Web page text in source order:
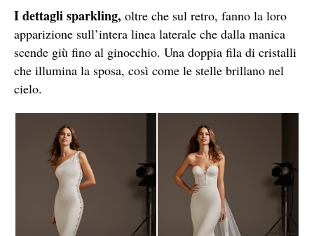
I dettagli sparkling, oltre che sul retro, fanno la loro
apparizione sull’intera linea laterale che dalla manica
scende giù fino al ginocchio. Una doppia fila di cristalli
che illumina la sposa, così come le stelle brillano nel
cielo.